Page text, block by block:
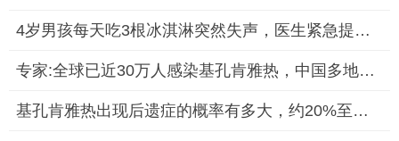
4岁男孩每天吃3根冰淇淋突然失声，医生紧急提醒：儿童声带脆弱，
专家:全球已近30万人感染基孔肯雅热，中国多地加强防控
基孔肯雅热出现后遗症的概率有多大，约20%至30%的感染者会出现关